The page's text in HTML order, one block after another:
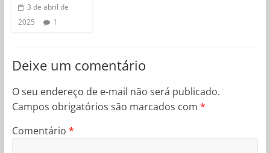
3 de abril de
2025
1
Deixe um comentário
O seu endereço de e-mail não será publicado.
Campos obrigatórios são marcados com *
Comentário *